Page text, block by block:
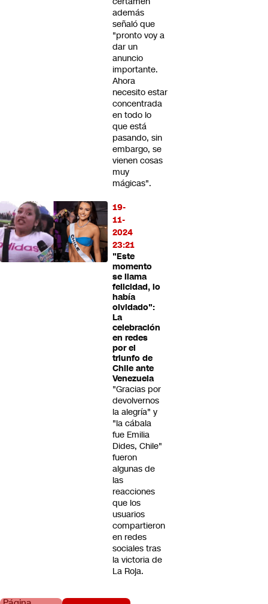
además
señaló que
"pronto voy a
dar un
anuncio
importante.
Ahora
necesito estar
concentrada
en todo lo
que está
pasando, sin
embargo, se
vienen cosas
muy
mágicas".
19-
11-
2024
23:21
"Este
momento
se llama
felicidad, lo
había
olvidado":
La
celebración
en redes
por el
triunfo de
Chile ante
Venezuela
"Gracias por
devolvernos
la alegría" y
"la cábala
fue Emilia
Dides, Chile"
fueron
algunas de
las
reacciones
que los
usuarios
compartieron
en redes
sociales tras
la victoria de
La Roja.